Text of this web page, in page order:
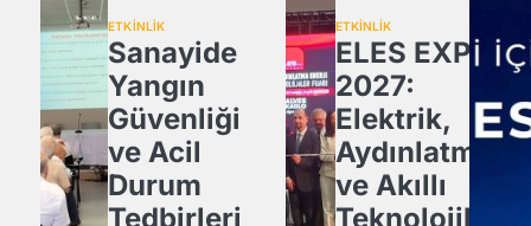
ETKİNLİK
Sanayide
Yangın
Güvenliği
ve Acil
Durum
Tedbirleri
ETKİNLİK
ELES EXPO
2027:
Elektrik,
Aydınlatma
ve Akıllı
Teknolojiler